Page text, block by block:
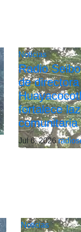
Noticias
Radio
de
fortalece
Jul 6, 2026
Noticias